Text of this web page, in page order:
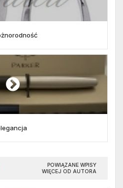
POWIĄZANE WPISY
WIĘCEJ OD AUTORA